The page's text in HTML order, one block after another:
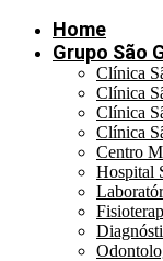
Home
Grupo São
Clínica
Clínica
Clínica
Clínica
Centro
Hospital